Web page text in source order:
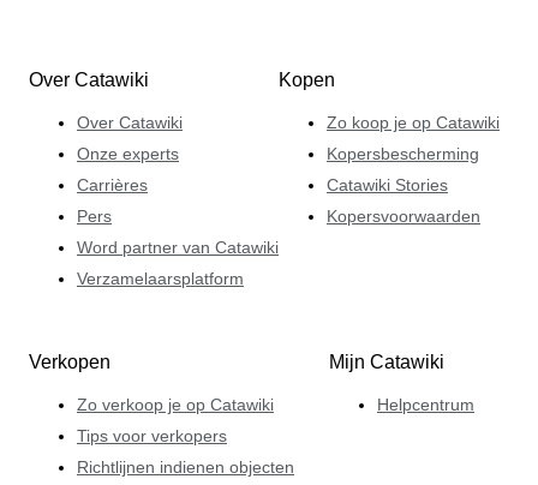
Over Catawiki
Over Catawiki
Onze experts
Carrières
Pers
Word partner van Catawiki
Verzamelaarsplatform
Kopen
Zo koop je op Catawiki
Kopersbescherming
Catawiki Stories
Kopersvoorwaarden
Verkopen
Zo verkoop je op Catawiki
Tips voor verkopers
Richtlijnen indienen objecten
Mijn Catawiki
Helpcentrum